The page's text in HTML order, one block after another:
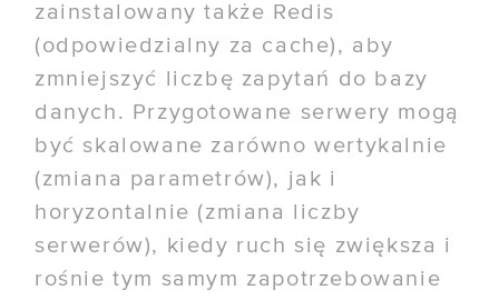
zainstalowany także Redis
(odpowiedzialny za cache), aby
zmniejszyć liczbę zapytań do bazy
danych. Przygotowane serwery mogą
być skalowane zarówno wertykalnie
(zmiana parametrów), jak i
horyzontalnie (zmiana liczby
serwerów), kiedy ruch się zwiększa i
rośnie tym samym zapotrzebowanie